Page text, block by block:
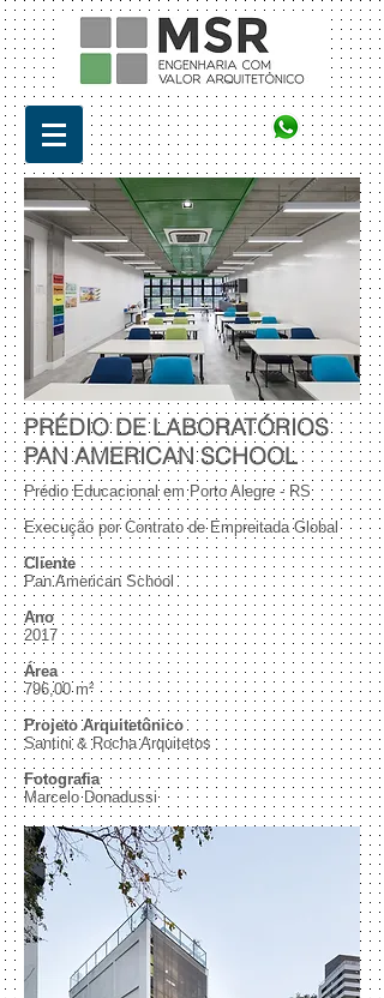
PRÉDIO DE LABORATÓRIOS
PAN AMERICAN SCHOOL
Prédio Educacional em Porto Alegre - RS
Execução por Contrato de Empreitada Global
Cliente
Pan American School
Ano
2017
Área
796,00 m²
Projeto Arquitetônico
Santini & Rocha Arquitetos
Fotografia
Marcelo Donadussi